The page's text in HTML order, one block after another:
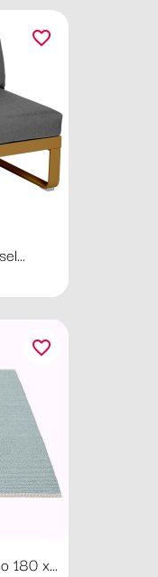
favorite_border
180 x...
favorite_border